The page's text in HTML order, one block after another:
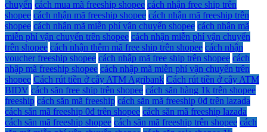
chuyển cách mua mã freeship shopee cách nhận free ship trên
shopee cách nhận mã freeship shopee cách nhận mã freeship trên
shopee cách nhận mã miễn phí vận chuyển shopee cách nhận mã
miễn phí vận chuyển trên shopee cách nhận miễn phí vận chuyển
trên shopee cách nhận thêm mã free ship trên shopee cách nhận
voucher freeship shopee cách nhập mã free ship trên shopee cách
nhập mã freeship shopee cách nhập mã miễn phí vận chuyển trên
shopee Cách rút tiền ở cây ATM Agribank Cách rút tiền ở cây ATM
BIDV cách săn free ship trên shopee cách săn hàng 1k trên shopee
freeship cách săn mã freeship cách săn mã freeship 0đ trên lazada
cách săn mã freeship 0đ trên shopee cách săn mã freeship lazada
cách săn mã freeship shopee cách săn mã freeship trên shopee cách